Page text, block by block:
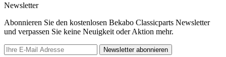
Newsletter
Abonnieren Sie den kostenlosen Bekabo Classicparts Newsletter
und verpassen Sie keine Neuigkeit oder Aktion mehr.
Newsletter abonnieren